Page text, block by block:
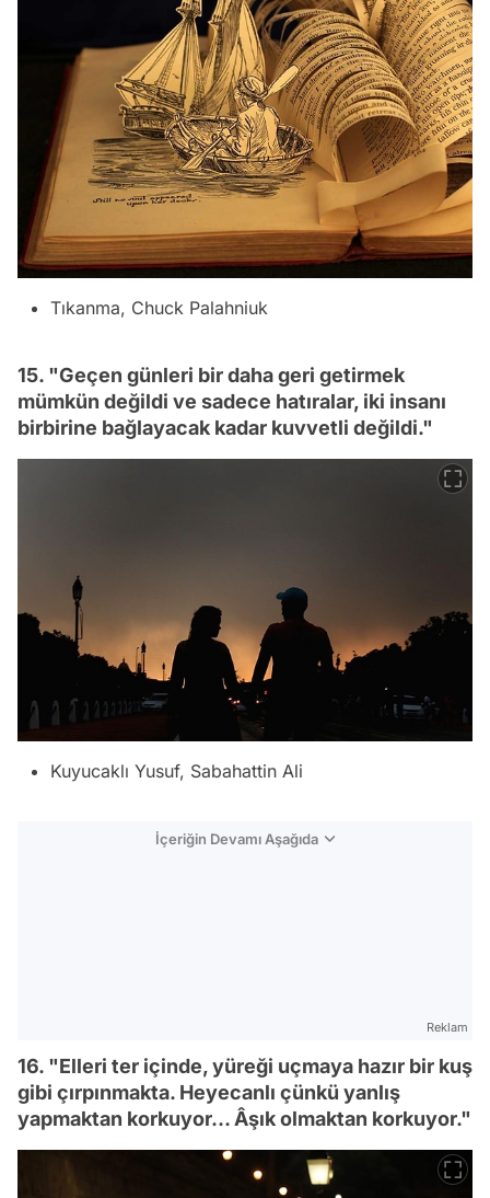
Tıkanma, Chuck Palahniuk
15. "Geçen günleri bir daha geri getirmek
mümkün değildi ve sadece hatıralar, iki insanı
birbirine bağlayacak kadar kuvvetli değildi."
Kuyucaklı Yusuf, Sabahattin Ali
İçeriğin Devamı Aşağıda
Reklam
16. "Elleri ter içinde, yüreği uçmaya hazır bir kuş
gibi çırpınmakta. Heyecanlı çünkü yanlış
yapmaktan korkuyor… Âşık olmaktan korkuyor."